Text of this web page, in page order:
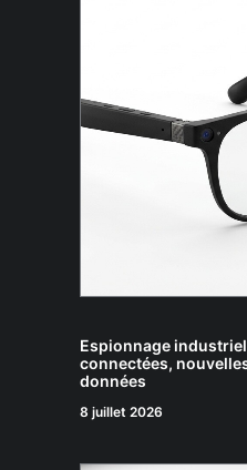
Espionnage
connectées,
données
8 juillet 2026